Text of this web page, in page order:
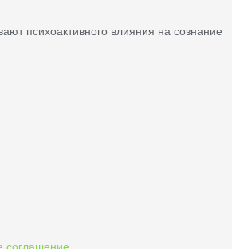
психоактивного влияния на сознание